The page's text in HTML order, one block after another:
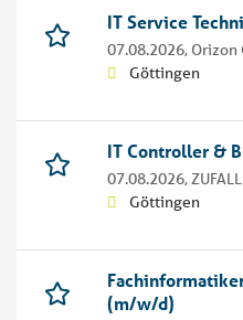
IT Service
07.08.2026, Orizon
Göttingen
IT Controller &
07.08.2026,
Göttingen
(m/w/d)